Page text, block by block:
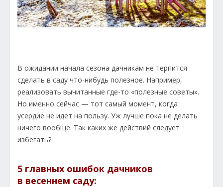
В ожидании начала сезона дачникам не терпится
сделать в саду что-нибудь полезное. Например,
реализовать вычитанные где-то «полезные советы».
Но именно сейчас — тот самый момент, когда
усердие не идет на пользу. Уж лучше пока не делать
ничего вообще. Так каких же действий следует
избегать?
5 главных ошибок дачников
в весеннем саду: